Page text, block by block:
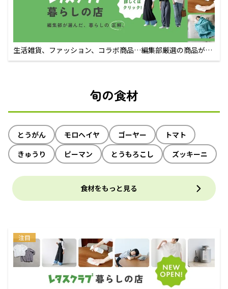
生活雑貨、ファッション、コラボ商品…編集部厳選の商品が買
えるECサイト
旬の食材
とうがん モロヘイヤ ゴーヤー
トマト
きゅうり
ピーマン とうもろこし ズッキーニ
食材をもっと見る
注目